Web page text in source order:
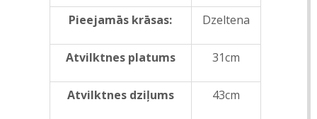
Pieejamās krāsas: Dzeltena
Atvilktnesplatums 31cm
Atvilktnesdziļums 43cm